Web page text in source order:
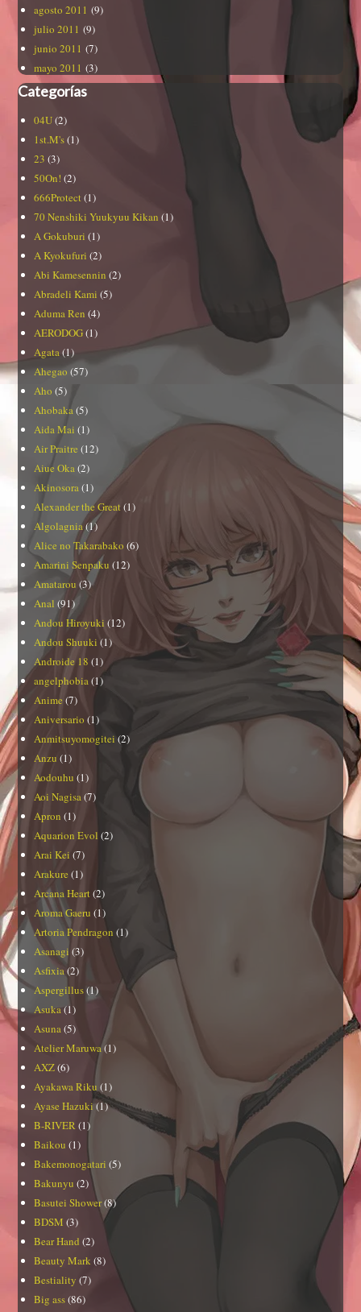
agosto 2011 (9)
julio 2011 (9)
junio 2011 (7)
mayo 2011 (3)
Categorías
04U(2)
1st.M's(1)
23 (3)
50On! (2)
666Protect (1)
70 Nenshiki Yuukyuu Kikan (1)
A Gokuburi (1)
A Kyokufuri (2)
Abi Kamesennin (2)
Abradeli Kami (5)
Aduma Ren (4)
AERODOG(1)
Agata (1)
Ahegao (57)
Aho (5)
Ahobaka (5)
Aida Mai (1)
Air Praitre (12)
Aiue Oka (2)
Akinosora (1)
Alexander the Great(1)
Algolagnia(1)
Alice no Takarabako (6)
Amarini Senpaku (12)
Amatarou (3)
Anal (91)
Andou Hiroyuki (12)
Andou Shuuki (1)
Androide 18 (1)
angelphobia (1)
Anime (7)
Aniversario (1)
Anmitsuyomogitei (2)
Anzu (1)
Aodouhu (1)
Aoi Nagisa (7)
Apron (1)
Aquarion Evol (2)
Arai Kei (7)
Arakure (1)
Arcana Heart (2)
Aroma Gaeru (1)
Artoria Pendragon (1)
Asanagi (3)
Asfixia (2)
Aspergillus(1)
Asuka(1)
Asuna (5)
Atelier Maruwa(1)
AXZ(6)
Ayakawa Riku (1)
Ayase Hazuki(1)
B-RIVER (1)
Baikou (1)
Bakemonogatari (5)
Bakunyu (2)
Basutei Shower(8)
BDSM (3)
Bear Hand (2)
Beauty Mark (8)
Bestiality (7)
Big ass(86)